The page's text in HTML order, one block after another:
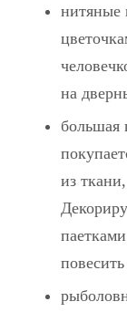
нитяные
на
большая
из